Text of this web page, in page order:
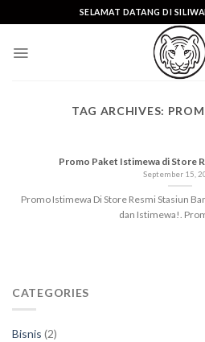
to
SELAMAT DATANG DI
TAG ARCHIVES:
CATEGORIES
Bisnis (2)
Promo Paket Istimewa di Store
September 15,
Promo Istimewa Di Store Resmi Stasiun
dan Istimewa!.